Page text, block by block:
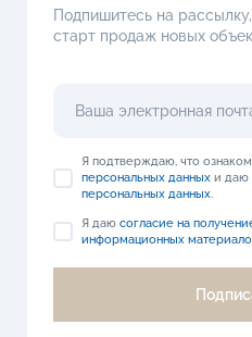
Подпишитесь на
старт продаж новых
Я подтверждаю, что
персональных данныхи даю
персональных данных.
Я даю согласие на
информационных